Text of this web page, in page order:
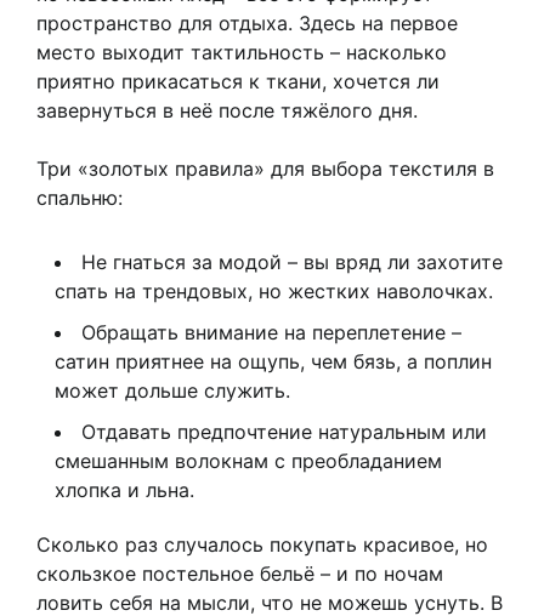
пространство для отдыха. Здесь на первое
место выходит тактильность – насколько
приятно прикасаться к ткани, хочется ли
завернуться в неё после тяжёлого дня.
Три «золотых правила» для выбора текстиля в
спальню:
Не гнаться за модой – вы вряд ли захотите
спать на трендовых, но жестких наволочках.
Обращать внимание на переплетение –
сатин приятнее на ощупь, чем бязь, а поплин
может дольше служить.
Отдавать предпочтение натуральным или
смешанным волокнам с преобладанием
хлопка и льна.
Сколько раз случалось покупать красивое, но
скользкое постельное бельё – и по ночам
ловить себя на мысли, что не можешь уснуть. В